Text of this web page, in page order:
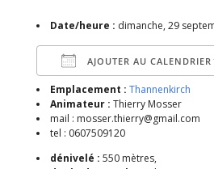
Date/heure : dimanche, 29
AJOUTER AU CALENDRIER
Télécharger ICS
Emplacement : Thannenkirch
Animateur : Thierry Mosser
mail : mosser.thierry@gmail.com
tel : 0607509120
dénivelé : 550 mètres,